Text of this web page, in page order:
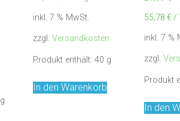
g
inkl. 7 % MwSt.
zzgl.Versandkosten
Produkt enthält: 40 g
In den Warenkorb
55,78€ /
inkl. 7 %
zzgl.
Produkt
In den